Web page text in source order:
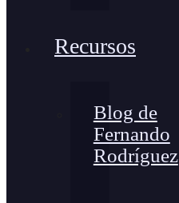
Recursos
Blog de
Fernando
Rodríguez